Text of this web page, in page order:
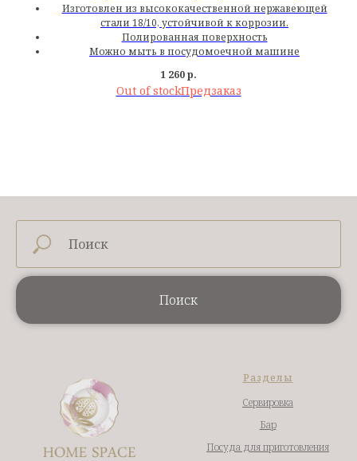
Изготовлен из высококачественной нержавеющей
стали 18/10, устойчивой к коррозии.
Полированная поверхность
Можно мыть в посудомоечной машине
1 260р.
Out of stock
Поиск
Разделы
Сервировка
Бар
Посуда для приготовления